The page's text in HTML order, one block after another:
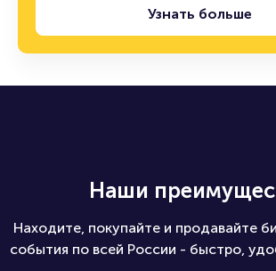
Узнать больше
Наши
Находите, покупайте и продавайте
события по всей России - быстро,